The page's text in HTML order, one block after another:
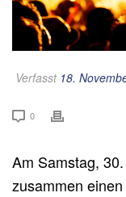
Verfasst 18.
0
Am Samstag,
zusammen